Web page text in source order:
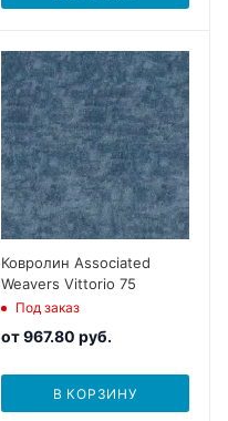
Ковролин Associated
Weavers Vittorio 75
Под заказ
от967.80 руб.
В КОРЗИНУ